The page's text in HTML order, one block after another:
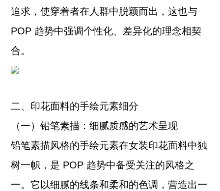
追求，使穿着者在人群中脱颖而出，这也与
POP 趋势中强调个性化、差异化的理念相契
合。
二、印花面料的手绘元素细分
（一）铅笔素描：细腻质感的艺术呈现
铅笔素描风格的手绘元素在女装印花面料中独
树一帜，是 POP 趋势中备受关注的风格之
一。它以细腻的线条和柔和的色调，营造出一